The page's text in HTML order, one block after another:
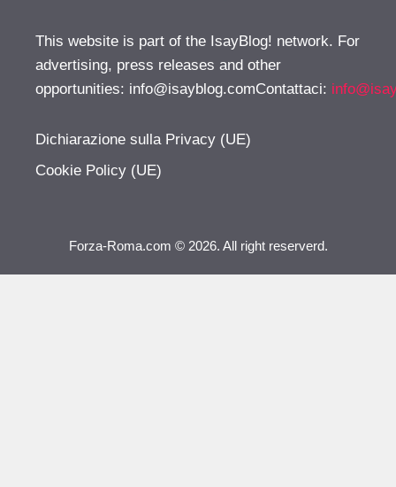
This website is part of the IsayBlog! network. For
advertising, press releases and other
opportunities: info@isayblog.comContattaci:
Dichiarazione sulla Privacy (UE)
Cookie Policy (UE)
Forza-Roma.com © 2026. All right reserverd.